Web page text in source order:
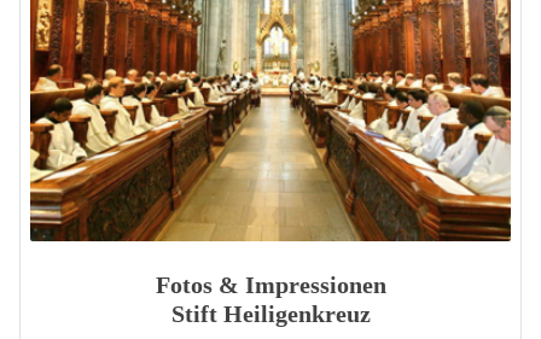
Fotos & Impressionen
Stift Heiligenkreuz